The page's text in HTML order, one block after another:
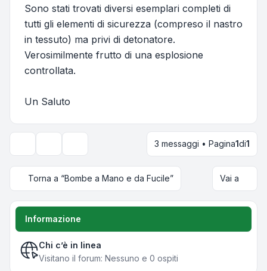
Sono stati trovati diversi esemplari completi di
tutti gli elementi di sicurezza (compreso il nastro
in tessuto) ma privi di detonatore.
Verosimilmente frutto di una esplosione
controllata.
Un Saluto
Opzioni di visualizzazione e ordinamento
3 messaggi • Pagina1di1
Torna a “Bombe a Mano e da Fucile” Vai a
Informazione
Chi c’è in linea
Visitano il forum: Nessuno e 0 ospiti